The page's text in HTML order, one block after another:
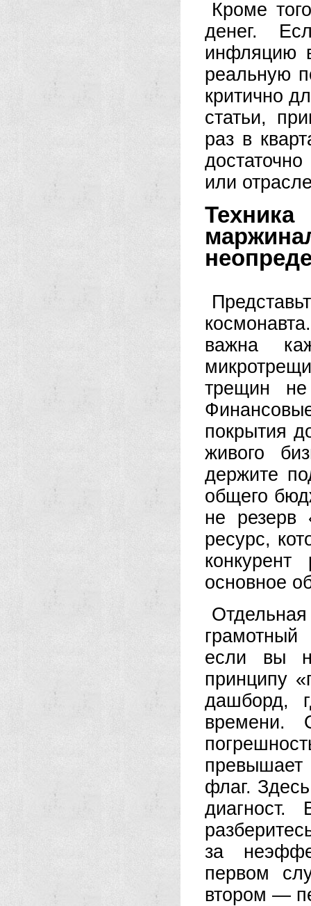
Кроме
денег.
инфляцию
реальную
критично
статьи,
раз в
или
важна
трещин не
покрытия
живого
держите
общего
не резерв
ресурс,
основное
если вы
принципу
дашборд,
времени.
флаг.
диагност.
за
первом
втором —